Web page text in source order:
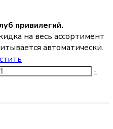
привилегий.
на весь ассортимент
автоматически.
-